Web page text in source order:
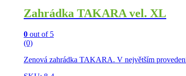
Zahrádka TAKARA vel. XL
0 out of 5
(0)
Zenová zahrádka TAKARA. V největším